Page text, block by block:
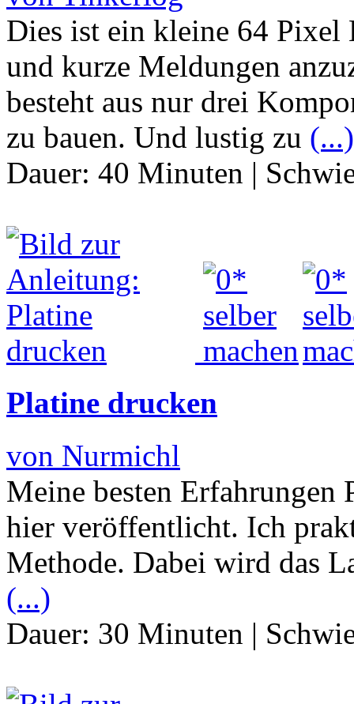
Dies ist ein kleine 64
und kurze Meldungen
besteht aus nur drei
zu bauen. Und lustig zu (...)
Dauer: 40 Minuten |
Platine drucken
von Nurmichl
Meine besten Erfahrungen
hier veröffentlicht. Ich
Methode. Dabei wird das
(...)
Dauer: 30 Minuten |